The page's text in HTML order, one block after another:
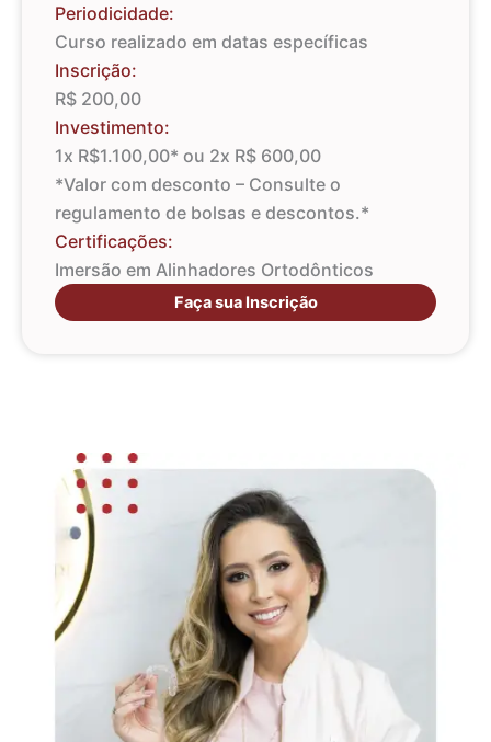
Periodicidade:
Curso realizado em datas específicas
Inscrição:
R$ 200,00
Investimento:
1x R$1.100,00* ou 2x R$ 600,00
*Valor com desconto – Consulte o
regulamento de bolsas e descontos.*
Certificações:
Imersão em Alinhadores Ortodônticos
Faça sua Inscrição